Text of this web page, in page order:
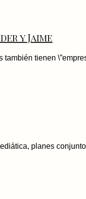
y Jaime
tienen
planes